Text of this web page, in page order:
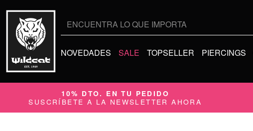
NOVEDADES SALE TOPSELLER PIERCINGS
10% DTO. EN TU PEDIDO
SUSCRÍBETE A LA NEWSLETTER AHORA